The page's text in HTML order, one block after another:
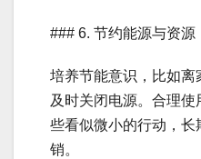
### 6. 节约能源与资源
培养节能意识，比如离
及时关闭电源。合理
些看似微小的行动，
销。